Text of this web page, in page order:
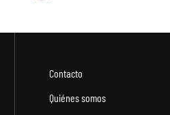
Contacto
Quiénes somos